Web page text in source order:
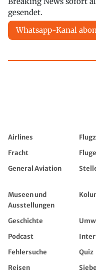
gesendet.
Whatsapp-Kanal
Airlines
Fracht
General Aviation
Museen und
Ausstellungen
Geschichte
Podcast
Fehlersuche
Quiz
Reisen